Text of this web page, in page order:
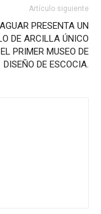
Artículo siguiente
PRESENTA UN
DE ARCILLA ÚNICO
PRIMER MUSEO DE
DISEÑO DE ESCOCIA.